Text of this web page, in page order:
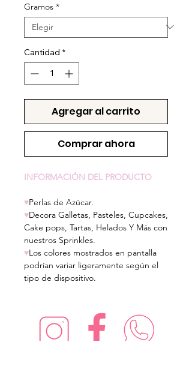
Gramos *
Cantidad *
Agregar al carrito
Comprar ahora
INFORMACIÓN DEL PRODUCTO
♥Perlas de Azúcar.
♥Decora Galletas, Pasteles, Cupcakes,
Cake pops, Tartas, Helados Y Más con
nuestros Sprinkles.
♥Los colores mostrados en pantalla
podrían variar ligeramente según el
tipo de dispositivo.